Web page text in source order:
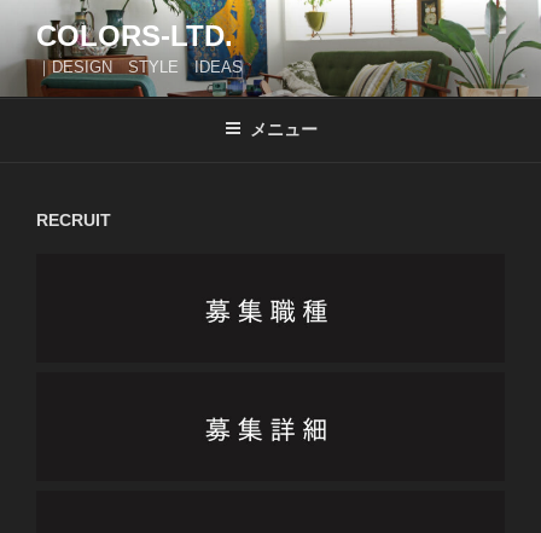
テ
ン
COLORS-LTD.
｜DESIGN STYLE IDEAS
メニュー
RECRUIT